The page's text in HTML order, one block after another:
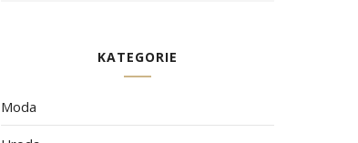
KATEGORIE
Moda